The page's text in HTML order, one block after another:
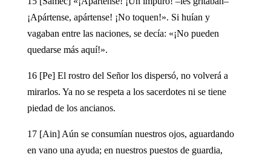
¡Apártense, apártense! ¡No toquen!». Si huían y
vagaban entre las naciones, se decía: «¡No pueden
quedarse más aquí!».
16 [Pe] El rostro del Señor los dispersó, no volverá a
mirarlos. Ya no se respeta a los sacerdotes ni se tiene
piedad de los ancianos.
17 [Ain] Aún se consumían nuestros ojos, aguardando
en vano una ayuda; en nuestros puestos de guardia,